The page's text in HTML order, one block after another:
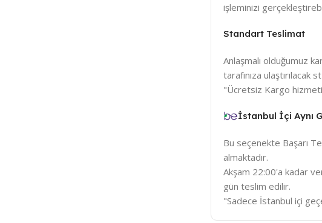
işleminizi
Standart Teslimat
Anlaşmalı olduğumuz
tarafınıza
"Ücretsiz Kargo
İstanbul İçi Aynı
Bu seçenekte Başarı
almaktadır.
Akşam 22:00'a kadar
gün teslim edilir.
"Sadece İstanbul içi